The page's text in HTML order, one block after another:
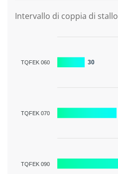
Intervallo di coppia di stallo
TQFEK 060
TQFEK 070
TQFEK 090
30